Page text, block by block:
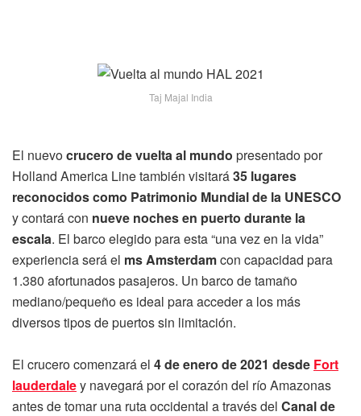
Taj Majal India
El nuevocrucero de vuelta al mundo presentado por
Holland America Line también visitará35 lugares
reconocidos como Patrimonio Mundial de la UNESCO
y contará con nueve noches en puerto durante la
escala. El barco elegido para esta “una vez en la vida”
experiencia será el ms Amsterdamcon capacidad para
1.380 afortunados pasajeros. Un barco de tamaño
mediano/pequeño es ideal para acceder a los más
diversos tipos de puertos sin limitación.
El crucero comenzará el 4 de enero de 2021 desde Fort
lauderdaley navegará por el corazón del río Amazonas
antes de tomar una ruta occidental a través del Canal de